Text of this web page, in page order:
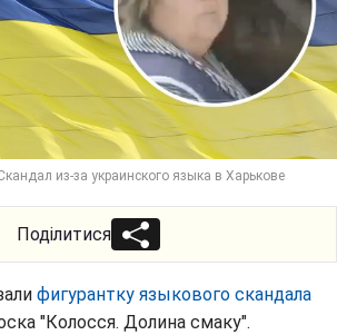
из-за украинского языка в Харькове
Поділитися
фигурантку языкового скандала
"Колосся. Долина смаку".